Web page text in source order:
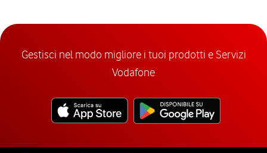
Gestisci nel modo migliore i tuoi prodotti e Servizi
Vodafone